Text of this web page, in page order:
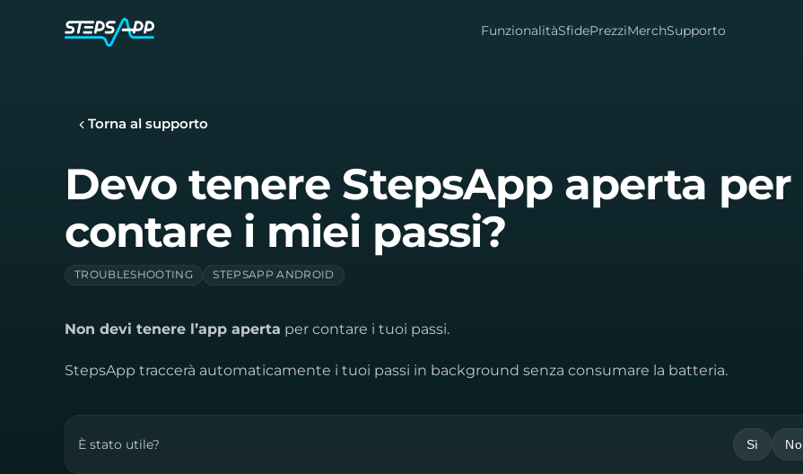
FunzionalitàSfidePrezziMerchSupporto
Torna al supporto
Devo tenere StepsApp aperta per
contare i miei passi?
TROUBLESHOOTING STEPSAPP ANDROID
Non devi tenere l’app aperta per contare i tuoi passi.
StepsApp traccerà automaticamente i tuoi passi in background senza consumare la batteria.
È stato utile? Sì No